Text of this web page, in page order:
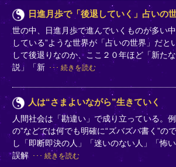
日進月歩で「後退していく」占いの
世の中、日進月歩で進んでいくものが多い
している”ような世界が「占いの世界」だと
して後退りなのか、ここ２０年ほど「新た
説」「新
続きを読む
人は“さまよいながら”生きていく
人間社会は「勘違い」で成り立っている。
の”などでは何でも明確に“ズバズバ書く”の
し「即断即決の人」「迷いのない人」「怖
誤解
続きを読む